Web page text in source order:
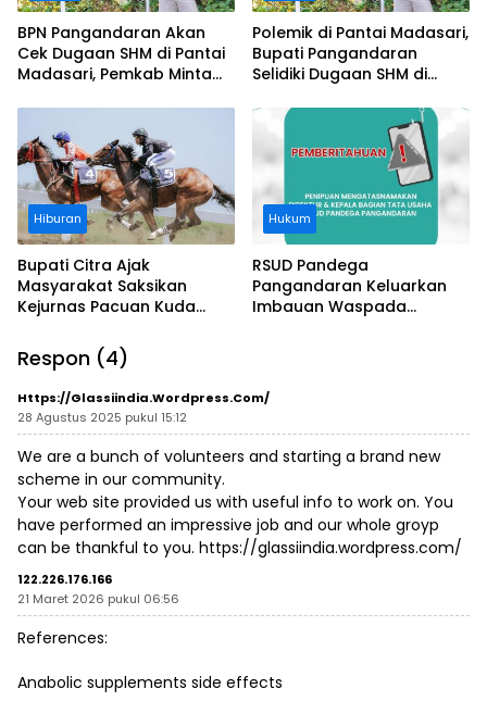
BPN Pangandaran Akan
Cek Dugaan SHM di Pantai
Madasari, Pemkab Minta
Polemik di Pantai Madasari,
Bupati Pangandaran
Selidiki Dugaan SHM di
Pantai
Hiburan
Bupati Citra Ajak
Masyarakat Saksikan
Kejurnas Pacuan Kuda
Legokjawa
Hukum
RSUD Pandega
Pangandaran Keluarkan
Imbauan Waspada
Respon (4)
Https://glassiindia.wordpress.com/
28 Agustus 2025 pukul 15:12
We are a bunch of volunteers and starting a brand new
scheme in our community.
Your web site provided us with useful info to work on. You
have performed an impressive job and our whole groyp
can be thankful to you. https://glassiindia.wordpress.com/
122.226.176.166
21 Maret 2026 pukul 06:56
References:
Anabolic supplements side effects